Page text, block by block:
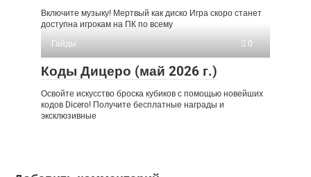
Включите музыку! Мертвый как диско Игра скоро станет
доступна игрокам на ПК по всему
Гайды
0
Коды Дицеро (май 2026 г.)
Освойте искусство броска кубиков с помощью новейших
кодов Dicero! Получите бесплатные награды и
эксклюзивные